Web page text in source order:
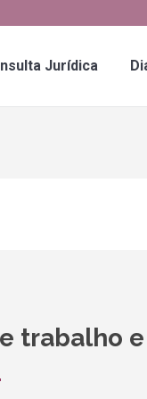
Jurídica
trabalho